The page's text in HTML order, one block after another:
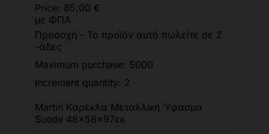
Price: 85,00 €
με ΦΠΑ
Προσοχή - Το προϊόν αυτό πωλείτε σε 2
-άδες
Maximum purchase: 5000
Increment quantity: 2
Martin Καρέκλα Μεταλλική Ύφασμα
Suede 48x58x97εκ